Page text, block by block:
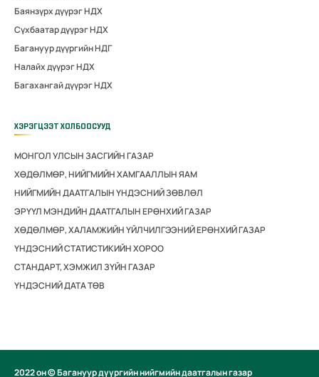
Баянзүрх дүүрэг НДХ
Сүхбаатар дүүрэг НДХ
Багануур дүүргийн НДГ
Налайх дүүрэг НДХ
Багахангай дүүрэг НДХ
ХЭРЭГЦЭЭТ ХОЛБООСУУД
МОНГОЛ УЛСЫН ЗАСГИЙН ГАЗАР
ХӨДӨЛМӨР, НИЙГМИЙН ХАМГААЛЛЫН ЯАМ
НИЙГМИЙН ДААТГАЛЫН ҮНДЭСНИЙ ЗӨВЛӨЛ
ЭРҮҮЛ МЭНДИЙН ДААТГАЛЫН ЕРӨНХИЙ ГАЗАР
ХӨДӨЛМӨР, ХАЛАМЖИЙН ҮЙЛЧИЛГЭЭНИЙ ЕРӨНХИЙ ГАЗАР
ҮНДЭСНИЙ СТАТИСТИКИЙН ХОРОО
СТАНДАРТ, ХЭМЖИЛ ЗҮЙН ГАЗАР
ҮНДЭСНИЙ ДАТА ТӨВ
2022 он © Багануур дүүргийн нийгмийн даатгалын газар